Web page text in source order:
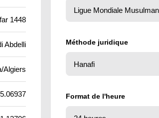
1448
Abdelli
Algiers
Méthode juridique
Format de l'heure